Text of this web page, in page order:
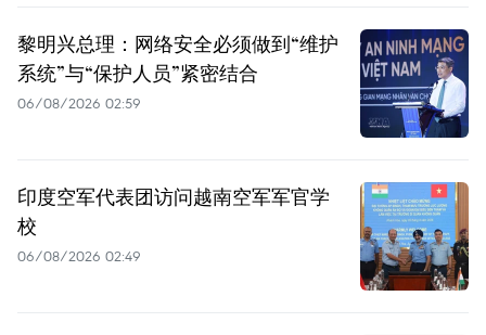
黎明兴总理：网络安全必须做到“维护
系统”与“保护人员”紧密结合
06/08/2026 02:59
印度空军代表团访问越南空军军官学
校
06/08/2026 02:49